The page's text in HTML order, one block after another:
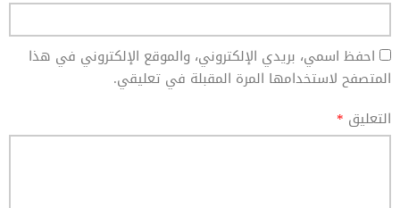
احفظ اسمي، بريدي الإلكتروني، والموقع الإلكتروني في هذا
المتصفح لاستخدامها المرة المقبلة في تعليقي.
التعليق *